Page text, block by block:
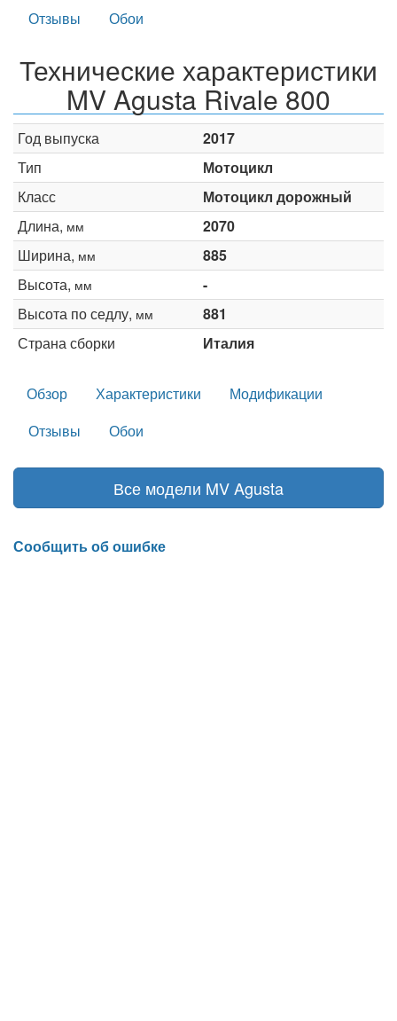
Отзывы
Обои
Технические характеристики
MV Agusta Rivale 800
Год выпуска
2017
Тип
Мотоцикл
Класс
Мотоцикл дорожный
Длина, мм
2070
Ширина, мм
885
Высота, мм
-
Высота по седлу, мм
881
Страна сборки
Италия
Обзор Характеристики
Модификации
Отзывы
Обои
Все модели MV Agusta
Сообщить об ошибке